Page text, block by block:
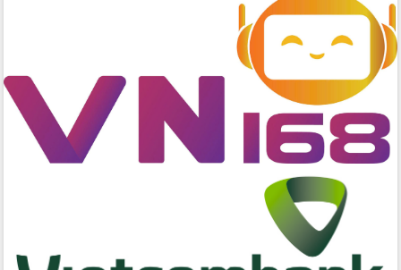
Đảng từ Sổ tay đảng viên điện tử
Đắk Lắk đẩy mạnh nuôi biển công
nghệ, hướng tới phát triển thủy sản
bền vững
Tập huấn nâng cao năng lực triển khai
2026